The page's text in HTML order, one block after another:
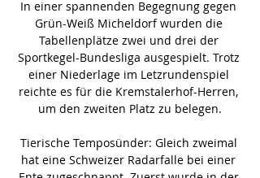
In einer spannenden Begegnung gegen
Grün-Weiß Micheldorf wurden die
Tabellenplätze zwei und drei der
Sportkegel-Bundesliga ausgespielt. Trotz
einer Niederlage im Letzrundenspiel
reichte es für die Kremstalerhof-Herren,
um den zweiten Platz zu belegen.
Tierische Temposünder: Gleich zweimal
hat eine Schweizer Radarfalle bei einer